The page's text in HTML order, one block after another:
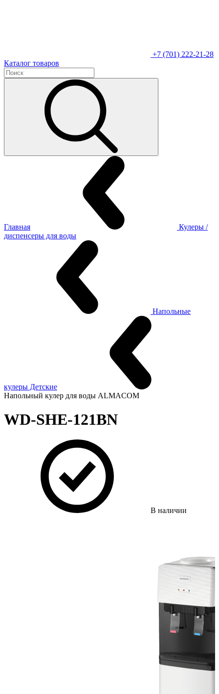
+7 (701) 222-21-28
Каталог товаров
Главная
Кулеры /
диспенсеры для воды
Напольные
кулеры Детские
Напольный кулер для воды ALMACOM
WD-SHE-121BN
В наличии